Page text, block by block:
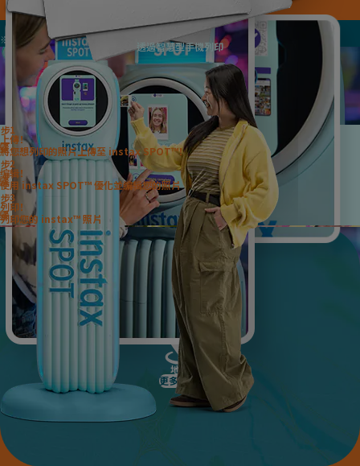
※Apple、Apple的標誌為Apple Inc.在美國或其他國家/地區的商標。App Store為
Apple Inc.的服務標誌。
※
Google Play及Google Play標誌為Google LLC的商標。
Print from your phone
Print from your phone
Print from your phone
Print from your phone
Print from your phone
Print from your phone
Print from your phone
Print from your phone
Print from your phone
Print from your phone
Print from your phone
Print from your phone
Print from your phone
Print from your phone
Print from your phone
Print from your phone
Print from your phone
Print from your phone
Print from your phone
透過智慧型手機列印
將智慧型手機拍攝的照片
轉化為經典的
instax™ 實體相片！
骤1
上傳！
將您想列印的照片上傳至 instax SPOT™！
骤2
编辑！
使用 instax SPOT™ 優化並编辑您的照片
骤3
列印！
列印您的 instax™ 照片
地點
更多